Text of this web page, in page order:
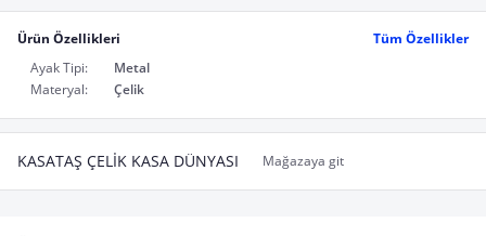
Ürün Özellikleri
Tüm Özellikler
Ayak Tipi:
Metal
Materyal:
Çelik
KASATAŞ ÇELİK KASA DÜNYASI Mağazaya git